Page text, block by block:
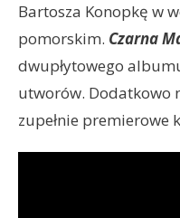
Bartosza Konopkę w
pomorskim. Czarna
dwupłytowego
utworów. Dodatkowo
zupełnie premierowe